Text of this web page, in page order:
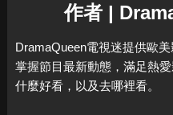
作者 |
DramaQueen電視迷提供歐
掌握節目最新動態，滿足熱
什麼好看，以及去哪裡看。